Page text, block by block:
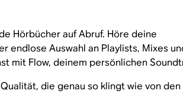
Hörbücher auf Abruf. Höre deine
endlose Auswahl an Playlists, Mixes
mit Flow, deinem persönlichen
die genau so klingt wie von den